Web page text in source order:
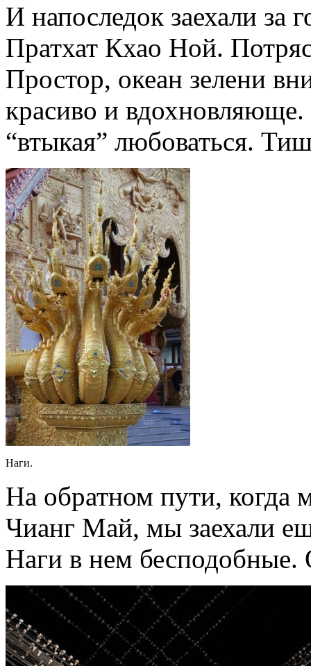
И напоследок заехали за
Пратхат Кхао Ной.
Простор, океан зелени
красиво и
“втыкая” любоваться.
Наги.
На обратном пути, когда
Чианг Май, мы заехали
Наги в нем бесподобные.